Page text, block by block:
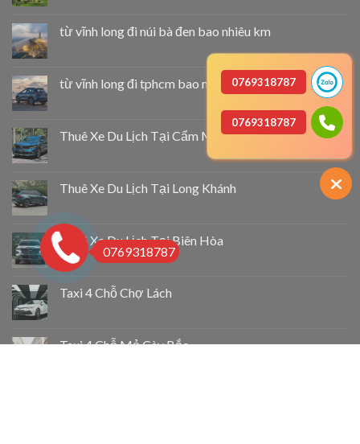
từ vĩnh long đi núi bà đen bao nhiêu km
từ vĩnh long đi tphcm bao nhiêu km
Thuê Xe Du Lịch Tại Cẩm Mỹ
Thuê Xe Du Lịch Tại Long Khánh
Thuê Xe Du Lịch Tại Biên Hòa
Taxi 4 Chỗ Chợ Lách
Taxi 4 Chỗ Mỏ Cày Bắc
0769318787
0769318787
0769318787